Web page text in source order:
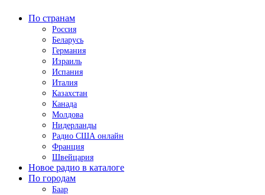
По странам
Россия
Беларусь
Германия
Израиль
Испания
Италия
Казахстан
Канада
Молдова
Нидерланды
Радио США онлайн
Франция
Швейцария
Новое радио в каталоге
По городам
Баар